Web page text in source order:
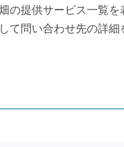
の提供サービス一覧
問い合わせ先の詳細